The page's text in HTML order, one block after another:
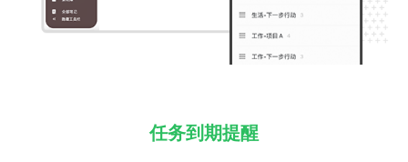
任务到期提醒